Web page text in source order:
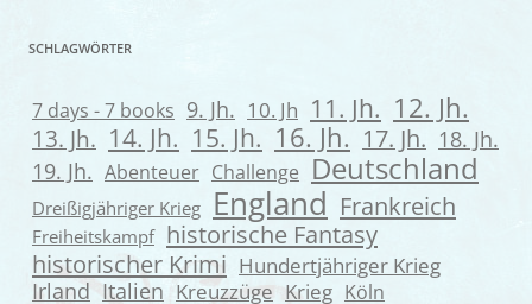
SCHLAGWÖRTER
7 days - 7 books 9. Jh. 10. Jh 11. Jh. 12. Jh.
13. Jh. 14. Jh. 15. Jh. 16. Jh. 17. Jh. 18. Jh.
19. Jh. Abenteuer Challenge Deutschland
Dreißigjähriger Krieg England Frankreich
Freiheitskampf historische Fantasy
historischer Krimi Hundertjähriger Krieg
Irland Italien Kreuzzüge Krieg Köln